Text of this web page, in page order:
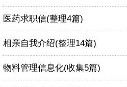
医药求职信(整理4篇)
相亲自我介绍(整理14篇)
物料管理信息化(收集5篇)